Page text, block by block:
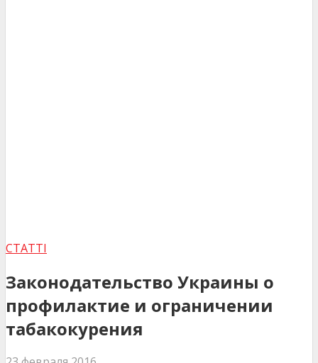
СТАТТІ
Законодательство Украины о
профилактие и ограничении
табакокурения